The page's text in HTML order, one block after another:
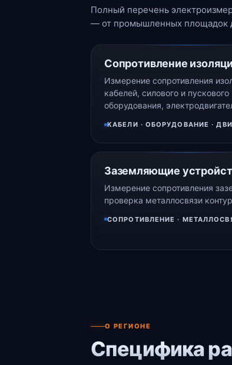
Полный перечень
— от промышленных площадок
Сопротивление
Измерение сопротивления
кабелей, силового и пускового
оборудования,
КАБЕЛИ · ОБОРУДОВАНИЕ ·
Заземляющие
Измерение сопротивления
проверка металлосвязи
СОПРОТИВЛЕНИЕ ·
О РЕГИОНЕ
Специфика